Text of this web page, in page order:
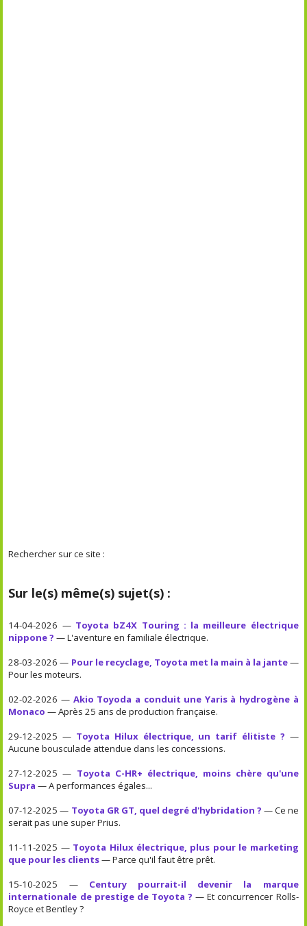
Rechercher sur ce site :
Sur le(s) même(s) sujet(s) :
14-04-2026 — Toyota bZ4X Touring : la meilleure électrique
nippone ? — L'aventure en familiale électrique.
28-03-2026 — Pour le recyclage, Toyota met la main à la jante—
Pour les moteurs.
02-02-2026 — Akio Toyoda a conduit une Yaris à hydrogène à
Monaco — Après 25 ans de production française.
29-12-2025 — Toyota Hilux électrique, un tarif élitiste ? —
Aucune bousculade attendue dans les concessions.
27-12-2025 — Toyota C-HR+ électrique, moins chère qu'une
Supra — A performances égales...
07-12-2025 — Toyota GR GT, quel degré d'hybridation ? — Ce ne
serait pas une super Prius.
11-11-2025 — Toyota Hilux électrique, plus pour le marketing
que pour les clients— Parce qu'il faut être prêt.
15-10-2025 — Century pourrait-il devenir la marque
internationale de prestige de Toyota ? — Et concurrencer Rolls-
Royce et Bentley ?